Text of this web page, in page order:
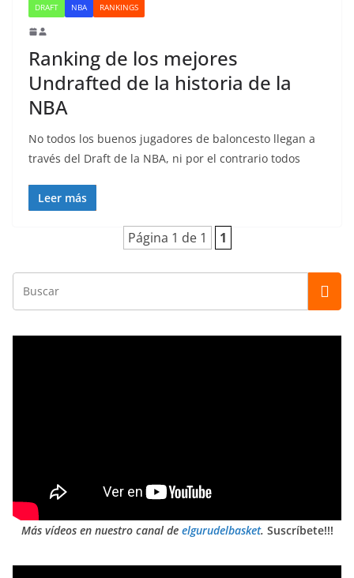
DRAFT NBA RANKINGS
Ranking de los mejores
Undrafted de la historia de la
NBA
No todos los buenos jugadores de baloncesto llegan a
través del Draft de la NBA, ni por el contrario todos
Leer más
Página 1 de 1 1
Más vídeos en nuestro canal de elgurudelbasket. Suscríbete!!!